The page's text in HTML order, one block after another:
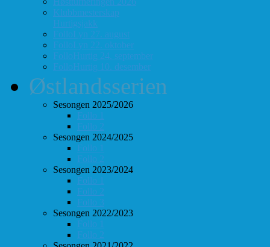
Klubbmesterskap
Hurtigsjakk
FolloLyn 27. august
FolloLyn 22. oktober
FolloHurtig 24. september
FolloHurtig 10. desember
Østlandsserien
Sesongen 2025/2026
Follo 1
Follo 2
Sesongen 2024/2025
Follo 1
Follo 2
Sesongen 2023/2024
Follo 1
Follo 2
Follo 3
Sesongen 2022/2023
Follo 1
Follo 2